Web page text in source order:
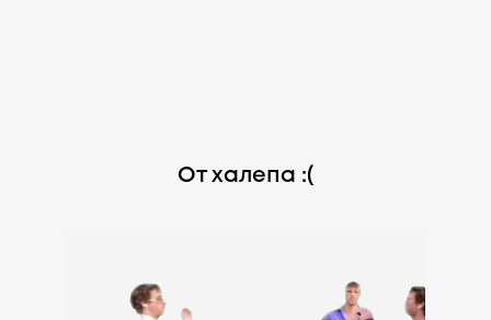
От халепа :(